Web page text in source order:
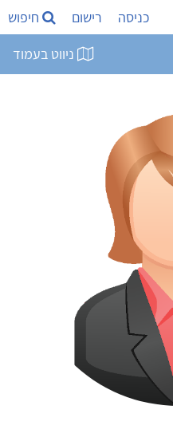
כניסה רישום חיפוש
ניווט בעמוד